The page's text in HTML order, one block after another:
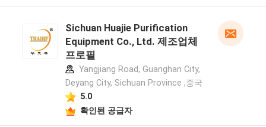
Sichuan Huajie Purification
Equipment Co., Ltd. 제조업체
프로필
Yangjiang Road, Guanghan City,
Deyang City, Sichuan Province ,중국
5.0
확인된 공급자